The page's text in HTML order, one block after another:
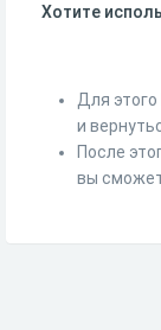
Хотите
Для
и
После
вы